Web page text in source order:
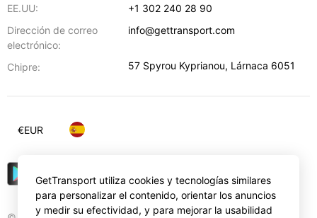
EE.UU:
+1 302 240 28 90
Dirección de correo
electrónico:
info@gettransport.com
Chipre: 57 Spyrou Kyprianou, Lárnaca 6051
€EUR
GetTransport utiliza cookies y tecnologías similares
para personalizar el contenido, orientar los anuncios
y medir su efectividad, y para mejorar la usabilidad